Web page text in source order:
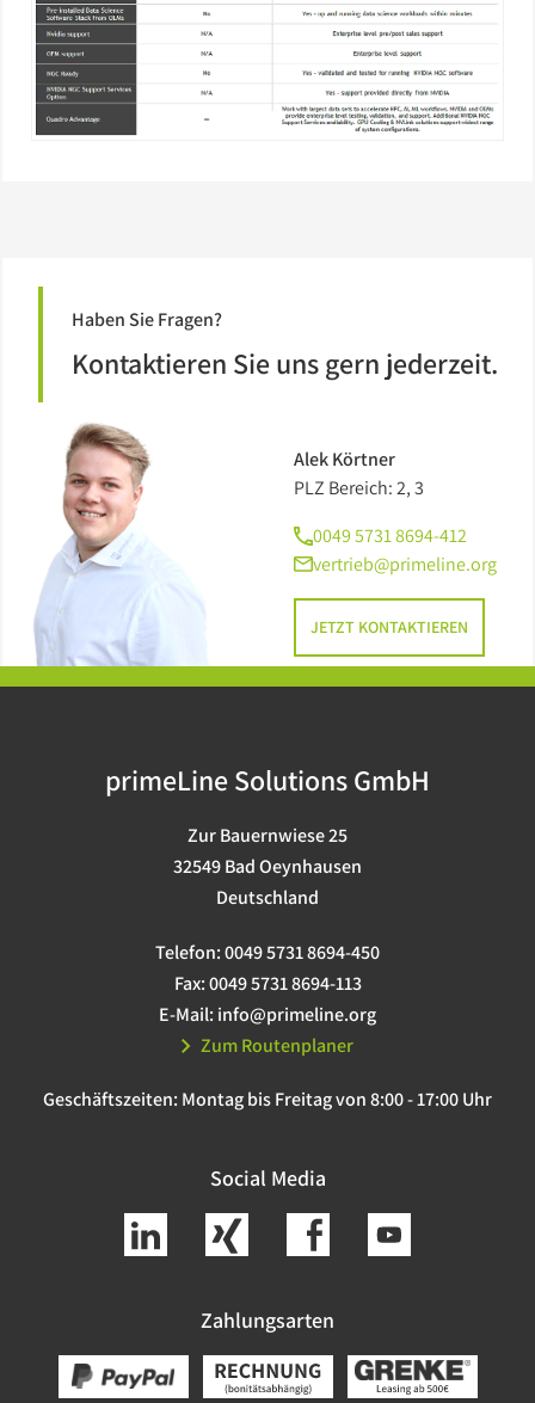
Haben Sie Fragen?
Kontaktieren Sie uns gern jederzeit.
Alek Körtner
PLZ Bereich: 2, 3
0049 5731 8694-412
vertrieb@primeline.org
JETZT KONTAKTIEREN
primeLine Solutions GmbH
Zur Bauernwiese 25
32549 Bad Oeynhausen
Deutschland
Telefon:0049 5731 8694-450
Fax:0049 5731 8694-113
E-Mail: info@primeline.org
Zum Routenplaner
Geschäftszeiten: Montag bis Freitag von 8:00 - 17:00 Uhr
Social Media
Zahlungsarten